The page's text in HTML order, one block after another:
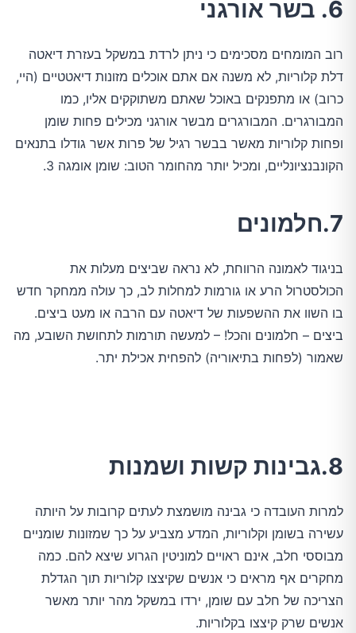
6. בשר אורגני
רוב המומחים מסכימים כי ניתן לרדת במשקל בעזרת דיאטה
דלת קלוריות, לא משנה אם אתם אוכלים מזונות דיאטטיים (היי,
כרוב) או מתפנקים באוכל שאתם משתוקקים אליו, כמו
המבורגרים. המבורגרים מבשר אורגני מכילים פחות שומן
ופחות קלוריות מאשר בבשר רגיל של פרות אשר גודלו בתנאים
הקונבנציונליים, ומכיל יותר מהחומר הטוב: שומן אומגה 3.
7.חלמונים
בניגוד לאמונה הרווחת, לא נראה שביצים מעלות את
הכולסטרול הרע או גורמות למחלות לב, כך עולה ממחקר חדש
בו השוו את ההשפעות של דיאטה עם הרבה או מעט ביצים.
ביצים – חלמונים והכל! – למעשה תורמות לתחושת השובע, מה
שאמור (לפחות בתיאוריה) להפחית אכילת יתר.
8.גבינות קשות ושמנות
למרות העובדה כי גבינה מושמצת לעתים קרובות על היותה
עשירה בשומן וקלוריות, המדע מצביע על כך שמזונות שומניים
מבוססי חלב, אינם ראויים למוניטין הגרוע שיצא להם. כמה
מחקרים אף מראים כי אנשים שקיצצו קלוריות תוך הגדלת
הצריכה של חלב עם שומן, ירדו במשקל מהר יותר מאשר
אנשים שרק קיצצו בקלוריות.